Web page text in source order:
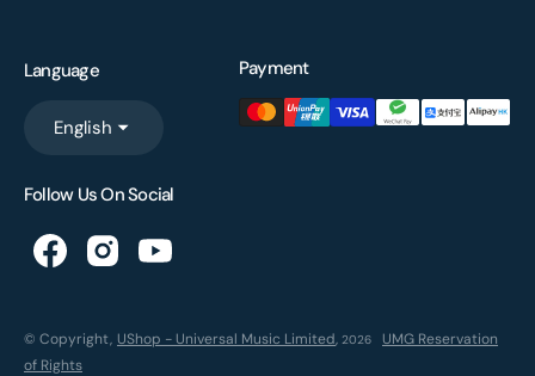
Language
English
Payment
Follow Us On Social
© Copyright, UShop - Universal Music Limited, 2026
UMG Reservation
of Rights